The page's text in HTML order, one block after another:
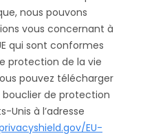
nous pouvons
vous concernant à
qui sont conformes
protection de la vie
pouvez télécharger
de protection
Unis à l’adresse
EU-